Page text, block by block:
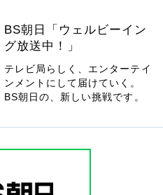
BS朝日「ウェルビーイン
グ放送中！」
テレビ局らしく、エンターテイ
ンメントにして届けていく。
BS朝日の、新しい挑戦です。